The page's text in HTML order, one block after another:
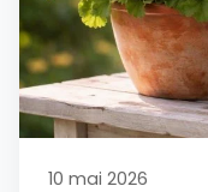
10 mai 2026